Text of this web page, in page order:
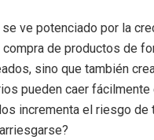
ve potenciado por la
de productos de
sino que también
pueden caer fácilmente
incrementa el riesgo de